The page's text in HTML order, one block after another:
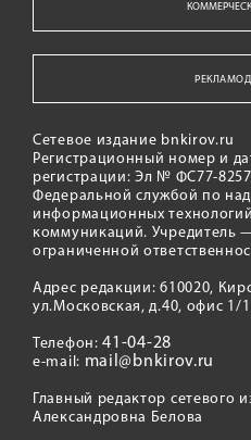
Сетевое издание bnkirov.ru
Регистрационный номер и
регистрации: Эл № ФС77-
Федеральной службой по
информационных
коммуникаций. Учредитель
ограниченной
Адрес редакции: 610020,
ул.Московская, д.40, офис 1/1
Телефон:41-04-28
e-mail: mail@bnkirov.ru
Главный редактор сетевого
Александровна Белова